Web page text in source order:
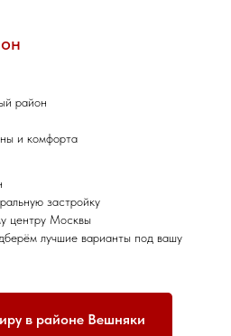
район
и комфорта
застройку
центру Москвы
лучшие варианты под вашу
в районе Вешняки